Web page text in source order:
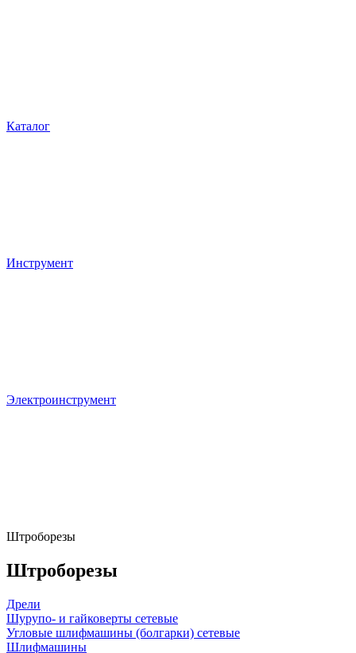
Каталог
Инструмент
Электроинструмент
Штроборезы
Штроборезы
Дрели
Шурупо- и гайковерты сетевые
Угловые шлифмашины (болгарки) сетевые
Шлифмашины